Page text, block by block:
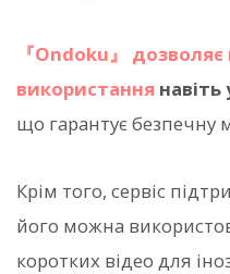
『Ondoku』
дозволяє
використання
що гарантує безпечну
Крім того, сервіс
його можна
коротких відео для